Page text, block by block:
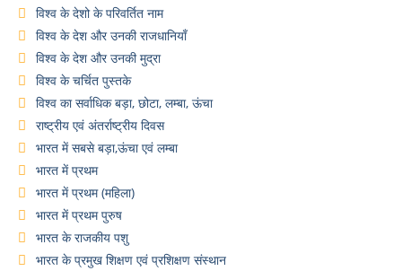
विश्व के देशो के परिवर्तित नाम
विश्व के देश और उनकी राजधानियाँ
विश्व के देश और उनकी मुद्रा
विश्व के चर्चित पुस्तके
विश्व का सर्वाधिक बड़ा, छोटा, लम्बा, ऊंचा
राष्ट्रीय एवं अंतर्राष्ट्रीय दिवस
भारत में सबसे बड़ा,ऊंचा एवं लम्बा
भारत में प्रथम
भारत में प्रथम (महिला)
भारत में प्रथम पुरुष
भारत के राजकीय पशु
भारत के प्रमुख शिक्षण एवं प्रशिक्षण संस्थान